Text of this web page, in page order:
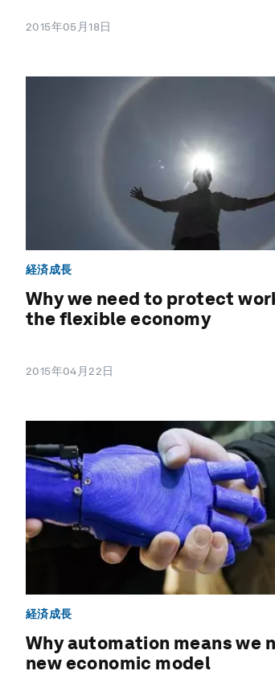
2015年05月18日
経済成長
Why we need to protect
the flexible economy
2015年04月22日
経済成長
Why automation means we
new economic model